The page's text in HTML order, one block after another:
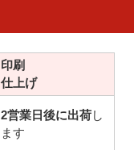
印刷
仕上げ
2営業日後に出荷し
ます